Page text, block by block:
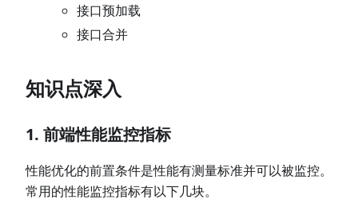
接口预加载
接口合并
知识点深入
1. 前端性能监控指标
性能优化的前置条件是性能有测量标准并可以被监控。
常用的性能监控指标有以下几块。